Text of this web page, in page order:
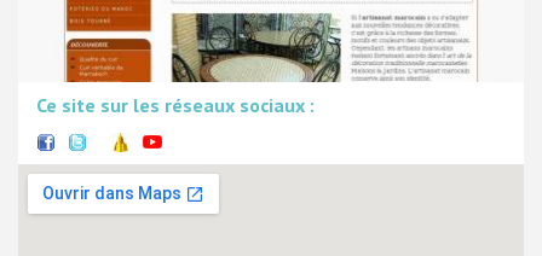
Ce site sur les réseaux sociaux :